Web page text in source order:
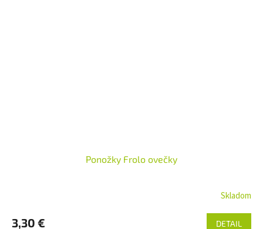
Ponožky Frolo ovečky
Skladom
3,30 € DETAIL